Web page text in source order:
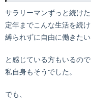
サラリーマンずっと続けた
定年までこんな生活を続け
縛られずに自由に働きたい
と感じている方もいるの
私自身もそうでした。
でも、